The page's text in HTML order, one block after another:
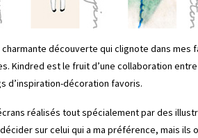
découverte qui clignote dans mes
Kindred est le fruit d’une collaboration
d’inspiration-décoration favoris.
réalisés tout spécialement par des
sur celui qui a ma préférence, mais ils